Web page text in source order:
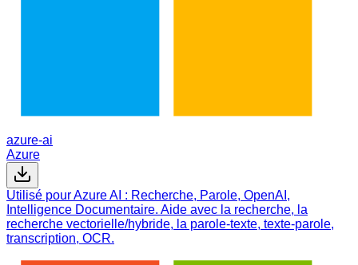
azure-ai
Azure
Utilisé pour Azure AI : Recherche, Parole, OpenAI,
Intelligence Documentaire. Aide avec la recherche, la
recherche vectorielle/hybride, la parole-texte, texte-parole,
transcription, OCR.